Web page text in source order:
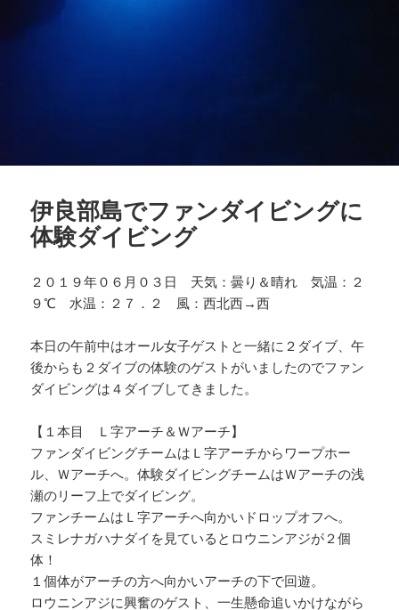
伊良部島でファンダイビングに
体験ダイビング
２０１９年０６月０３日 天気：曇り＆晴れ 気温：２
９℃ 水温：２７．２ 風：西北西→西
本日の午前中はオール女子ゲストと一緒に２ダイブ、午
後からも２ダイブの体験のゲストがいましたのでファン
ダイビングは４ダイブしてきました。
【１本目 Ｌ字アーチ＆Ｗアーチ】
ファンダイビングチームはＬ字アーチからワープホー
ル、Ｗアーチへ。体験ダイビングチームはＷアーチの浅
瀬のリーフ上でダイビング。
ファンチームはＬ字アーチへ向かいドロップオフへ。
スミレナガハナダイを見ているとロウニンアジが２個
体！
１個体がアーチの方へ向かいアーチの下で回遊。
ロウニンアジに興奮のゲスト、一生懸命追いかけながら